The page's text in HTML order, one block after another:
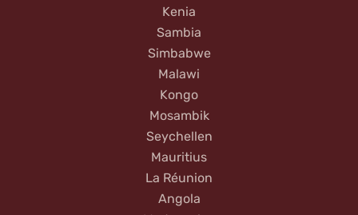
Kenia
Sambia
Simbabwe
Malawi
Kongo
Mosambik
Seychellen
Mauritius
La Réunion
Angola